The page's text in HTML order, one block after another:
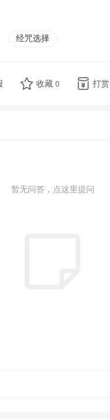
经咒选择
收藏 0 打赏
暂无问答，点这里提问